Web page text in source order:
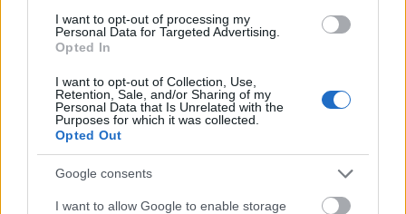
I want to opt-out of processing my
Personal Data for Targeted Advertising.
Opted In
I want to opt-out of Collection, Use,
Retention, Sale, and/or Sharing of my
Personal Data that Is Unrelated with the
Purposes for which it was collected.
Opted Out
Google consents
I want to allow Google to enable storage
μορφή βίας εάν δεν το έχουν κάνει ήδη,
προτρέποντας κάθε γυναίκα δίπλα τους, να λύσει
άμεση βοήθεια.
Γίνε κι εσύ μέλος μόνο με 6€/ έτος στο
συνδρομητικό Jenny.gr Exclusive Benefits.